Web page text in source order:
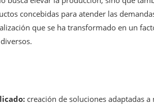
concebidas para atender las
que se ha transformado en un
creación de soluciones adaptadas